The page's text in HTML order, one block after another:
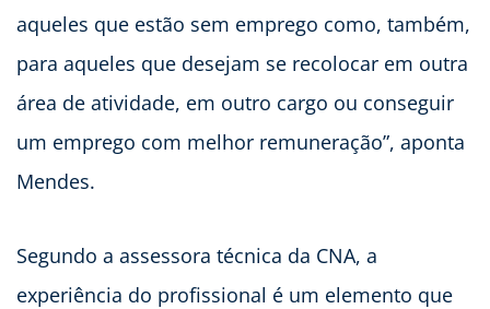
aqueles que estão sem emprego como, também,
para aqueles que desejam se recolocar em outra
área de atividade, em outro cargo ou conseguir
um emprego com melhor remuneração”, aponta
Mendes.
Segundo a assessora técnica da CNA, a
experiência do profissional é um elemento que